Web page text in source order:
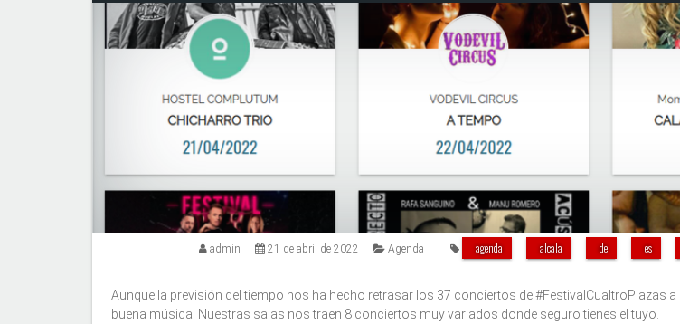
admin 21 de abril de 2022 Agenda agenda alcala de es
Aunque la previsión del tiempo nos ha hecho retrasar los 37 conciertos de #FestivalCualtroPlazas a
buena música. Nuestras salas nos traen 8 conciertos muy variados donde seguro tienes el tuyo.